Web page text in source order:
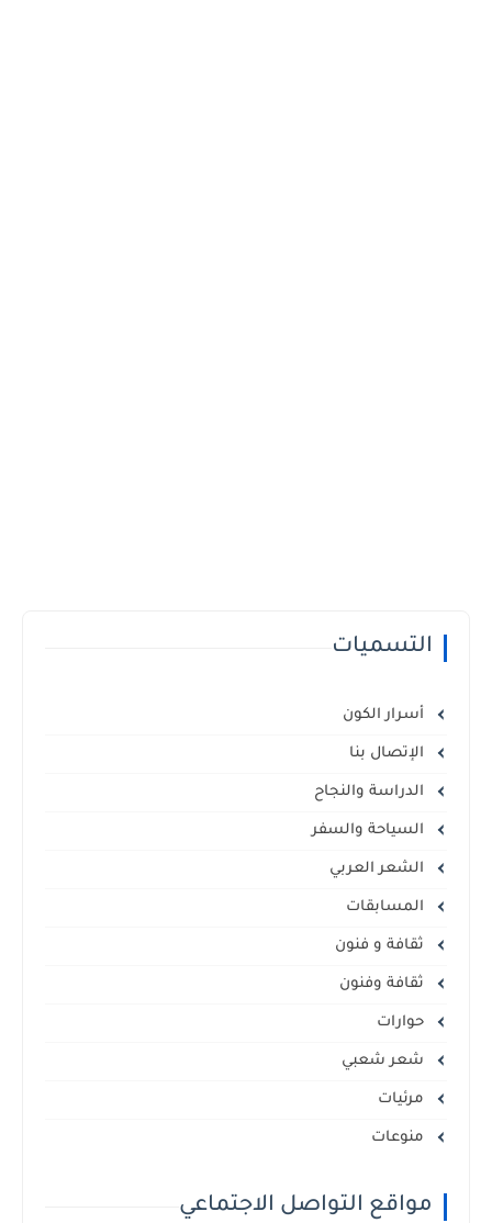
التسميات
أسرار الكون
الإتصال بنا
الدراسة والنجاح
السياحة والسفر
الشعر العربي
المسابقات
ثقافة و فنون
ثقافة وفنون
حوارات
شعر شعبي
مرئيات
منوعات
مواقع التواصل الاجتماعي